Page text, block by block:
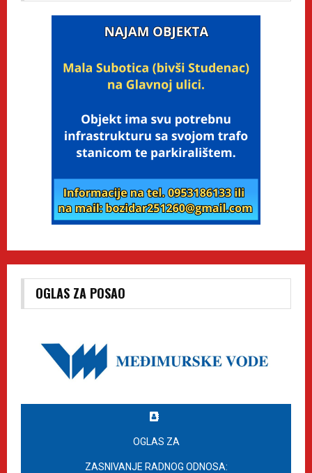
OGLAS ZA POSAO
OGLAS ZA
ZASNIVANJE RADNOG ODNOSA: